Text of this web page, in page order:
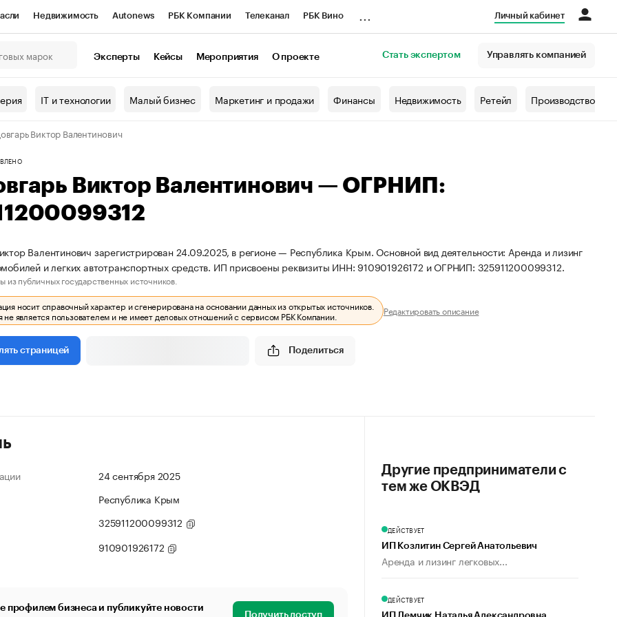
Недвижимость Autonews РБК Компании Телеканал РБК Вино
Проверка контрагентов
Личный кабинет
Эксперты Кейсы Мероприятия О проекте Стать экспертом Управлять компанией
IT и технологии Малый бизнес Маркетинг и продажи Финансы Недвижимость Ретейл Производство
Виктор Валентинович
Виктор Валентинович — ОГРНИП:
Валентинович зарегистрирован 24.09.2025, в регионе — Республика Крым. Основной вид деятельности: Аренда и лизинг
и легких автотранспортных средств. ИП присвоены реквизиты ИНН: 910901926172 и ОГРНИП: 325911200099312.
из публичных государственных источников.
носит справочный характер и сгенерирована на основании данных из открытых источников.
не является пользователем и не имеет деловых отношений с сервисом РБК Компании. Редактировать описание
страницей Поделиться
24 сентября 2025
Республика Крым
325911200099312
910901926172
профилем бизнеса и публикуйте новости
Получить доступ
Другие предприниматели с
тем же ОКВЭД
ДЕЙСТВУЕТ
ИП Козлитин Сергей Анатольевич
Аренда и лизинг легковых...
ДЕЙСТВУЕТ